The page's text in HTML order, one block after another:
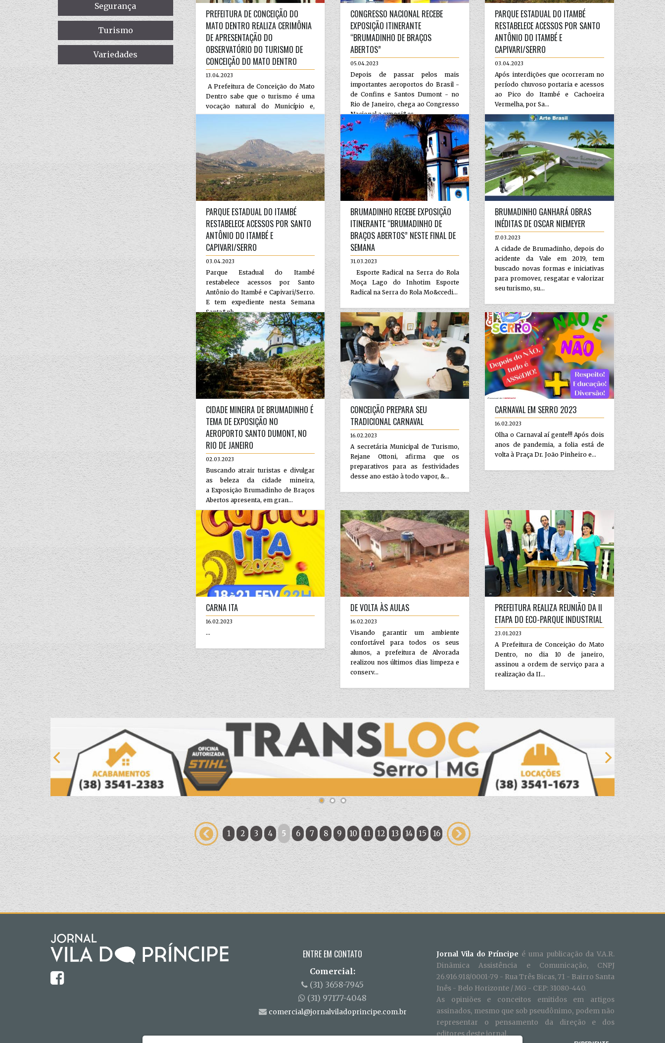
Segurança
Turismo
Variedades
PREFEITURA DE CONCEIÇÃO DO
MATO DENTRO REALIZA CERIMÔNIA
DE APRESENTAÇÃO DO
OBSERVATÓRIO DO TURISMO DE
CONCEIÇÃO DO MATO DENTRO
13.04.2023
A Prefeitura de Conceição do Mato
Dentro sabe que o turismo é uma
vocação natural do Município e,
por...
CONGRESSO NACIONAL RECEBE
EXPOSIÇÃO ITINERANTE
“BRUMADINHO DE BRAÇOS
ABERTOS”
05.04.2023
Depois de passar pelos mais
importantes aeroportos do Brasil -
de Confins e Santos Dumont - no
Rio de Janeiro, chega ao Congresso
Nacional a exposi&cc...
PARQUE ESTADUAL DO ITAMBÉ
RESTABELECE ACESSOS POR SANTO
ANTÔNIO DO ITAMBÉ E
CAPIVARI/SERRO
03.04.2023
Após interdições que ocorreram no
período chuvoso portaria e acessos
ao Pico do Itambé e Cachoeira
Vermelha, por Sa...
PARQUE ESTADUAL DO ITAMBÉ
RESTABELECE ACESSOS POR SANTO
ANTÔNIO DO ITAMBÉ E
CAPIVARI/SERRO
03.04.2023
Parque Estadual do Itambé
restabelece acessos por Santo
Antônio do Itambé e Capivari/Serro.
E tem expediente nesta Semana
Santa&nb...
BRUMADINHO RECEBE EXPOSIÇÃO
ITINERANTE “BRUMADINHO DE
BRAÇOS ABERTOS” NESTE FINAL DE
SEMANA
31.03.2023
Esporte Radical na Serra do Rola
Moça Lago do Inhotim Esporte
Radical na Serra do Rola Mo&ccedi...
BRUMADINHO GANHARÁ OBRAS
INÉDITAS DE OSCAR NIEMEYER
17.03.2023
A cidade de Brumadinho, depois do
acidente da Vale em 2019, tem
buscado novas formas e iniciativas
para promover, resgatar e valorizar
seu turismo, su...
CIDADE MINEIRA DE BRUMADINHO É
TEMA DE EXPOSIÇÃO NO
AEROPORTO SANTO DUMONT, NO
RIO DE JANEIRO
02.03.2023
Buscando atrair turistas e divulgar
as beleza da cidade mineira,
a Exposição Brumadinho de Braços
Abertos apresenta, em gran...
CONCEIÇÃO PREPARA SEU
TRADICIONAL CARNAVAL
16.02.2023
A secretária Municipal de Turismo,
Rejane Ottoni, afirma que os
preparativos para as festividades
desse ano estão à todo vapor, &...
CARNAVAL EM SERRO 2023
16.02.2023
Olha o Carnaval aí gente!!! Após dois
anos de pandemia, a folia está de
volta à Praça Dr. João Pinheiro e...
CARNA ITA
16.02.2023
...
DE VOLTA ÀS AULAS
16.02.2023
Visando garantir um ambiente
confortável para todos os seus
alunos, a prefeitura de Alvorada
realizou nos últimos dias limpeza e
conserv...
PREFEITURA REALIZA REUNIÃO DA II
ETAPA DO ECO-PARQUE INDUSTRIAL
23.01.2023
A Prefeitura de Conceição do Mato
Dentro, no dia 10 de janeiro,
assinou a ordem de serviço para a
realização da II...
1 2 3 4 5 6 7 8 9 10 11 12 13 14 15 16
ENTRE EM CONTATO
Comercial:
(31) 3658-7945
(31) 97177-4048
comercial@jornalviladoprincipe.com.br
Jornal Vila do Príncipe é uma publicação da V.A.R.
Dinãmica Assistência e Comunicação, CNPJ
26.916.918/0001-79 - Rua Três Bicas, 71 - Bairro Santa
Inês - Belo Horizonte / MG - CEP: 31080-440.
As opiniões e conceitos emitidos em artigos
assinados, mesmo que sob pseudônimo, podem não
representar o pensamento da direção e dos
editores deste jornal.